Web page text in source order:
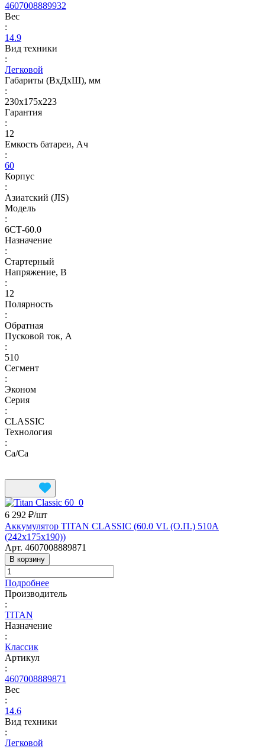
4607008889932
Вес
:
14.9
Вид техники
:
Легковой
Габариты (ВхДхШ), мм
:
230х175х223
Гарантия
:
12
Емкость батареи, Ач
:
60
Корпус
:
Азиатский (JIS)
Модель
:
6СТ-60.0
Назначение
:
Стартерный
Напряжение, В
:
12
Полярность
:
Обратная
Пусковой ток, А
:
510
Сегмент
:
Эконом
Серия
:
CLASSIC
Технология
:
Ca/Ca
6 292 ₽/шт
Аккумулятор TITAN CLASSIC (60.0 VL (О.П.) 510А
(242х175х190))
Арт. 4607008889871
В корзину
Подробнее
Производитель
:
TITAN
Назначение
:
Классик
Артикул
:
4607008889871
Вес
:
14.6
Вид техники
:
Легковой